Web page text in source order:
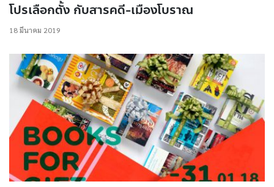
โปรเลือกตั้ง กับสารคดี-เมืองโบราณ
18 มีนาคม 2019